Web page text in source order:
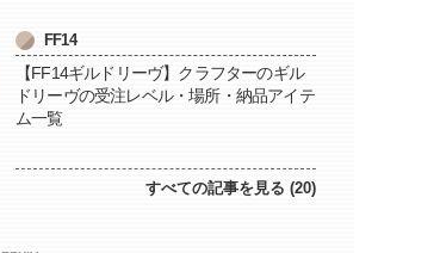
FF14
【FF14ギルドリーヴ】クラフターのギル
ドリーヴの受注レベル・場所・納品アイテ
ム一覧
すべての記事を見る (20)